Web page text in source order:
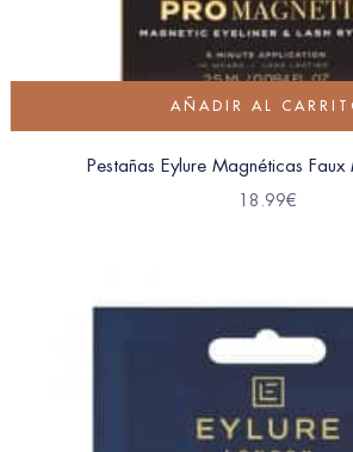
AÑADIR AL
Pestañas Eylure Magnéticas Faux
18.99€